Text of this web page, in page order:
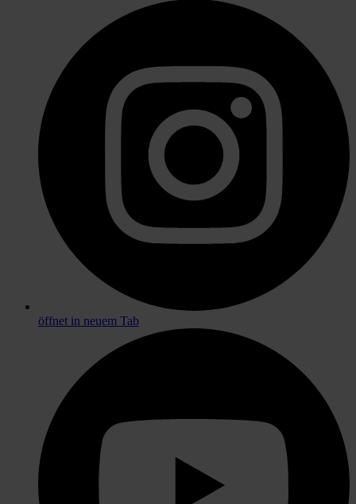
öffnet in neuem Tab